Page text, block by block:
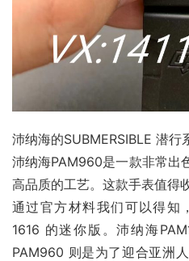
沛纳海的SUBMERSIBLE 潜
沛纳海PAM960是一款非常出
高品质的工艺。这款手表值得
通过官方材料我们可以得知
1616 的迷你版。沛纳海
PAM960 则是为了迎合亚洲